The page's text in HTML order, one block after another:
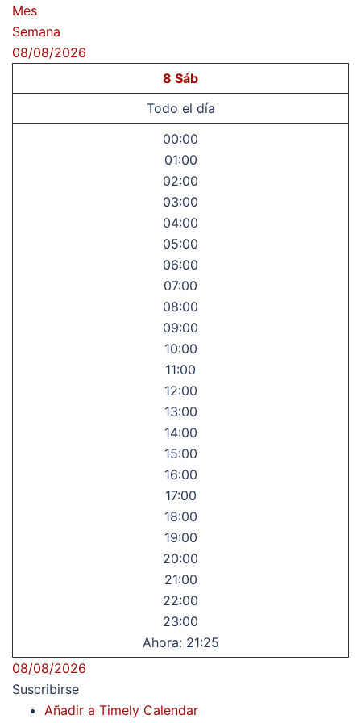
Mes
Semana
08/08/2026
8 Sáb
Todo el día
00:00
01:00
02:00
03:00
04:00
05:00
06:00
07:00
08:00
09:00
10:00
11:00
12:00
13:00
14:00
15:00
16:00
17:00
18:00
19:00
20:00
21:00
22:00
23:00
Ahora: 21:25
08/08/2026
Suscribirse
Añadir a Timely Calendar